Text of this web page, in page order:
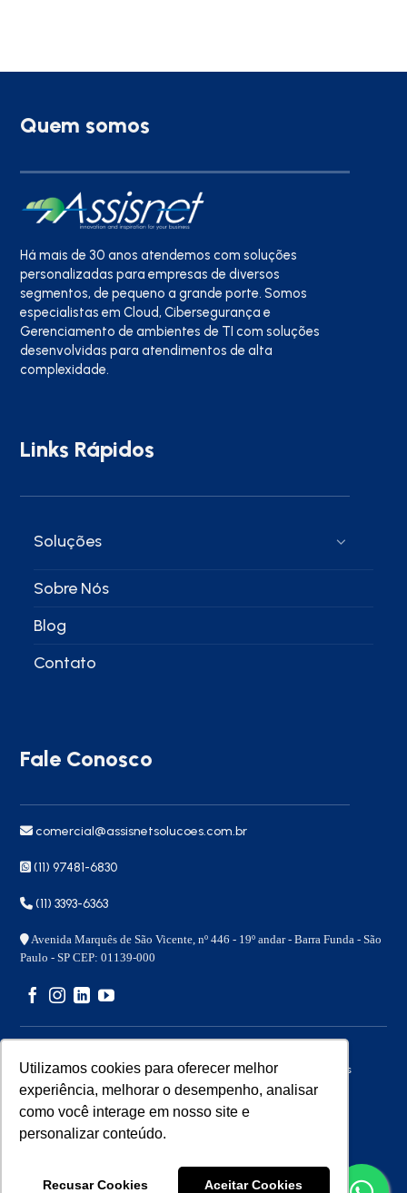
Utilizamos cookies para oferecer melhor
experiência, melhorar o desempenho, analisar
como você interage em nosso site e
personalizar conteúdo.
Recusar Cookies Aceitar Cookies
Quem somos
Há mais de 30 anos atendemos com soluções
personalizadas para empresas de diversos
segmentos, de pequeno a grande porte. Somos
especialistas em Cloud, Cibersegurança e
Gerenciamento de ambientes de TI com soluções
desenvolvidas para atendimentos de alta
complexidade.
Links Rápidos
Soluções
Sobre Nós
Blog
Contato
Fale Conosco
comercial@assisnetsolucoes.com.br
(11) 97481-6830
(11) 3393-6363
Avenida Marquês de São Vicente, nº 446 - 19º andar - Barra Funda - São
Paulo - SP CEP: 01139-000
Copyright 2026 © – Assisnet Soluções – Todos os direitos
reservados